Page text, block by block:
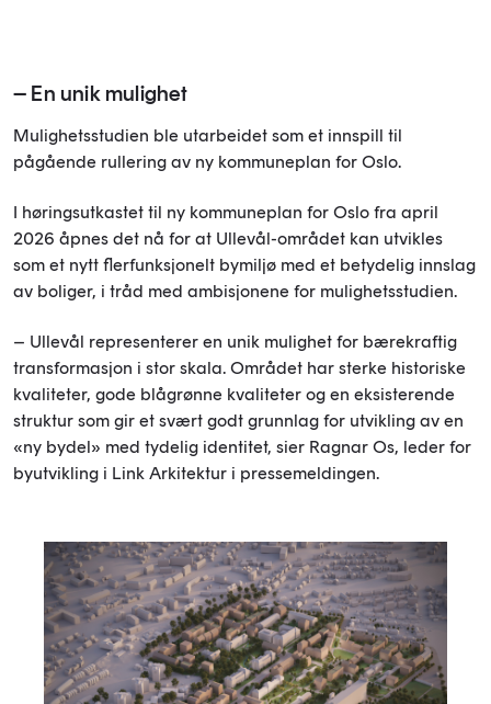
– En unik mulighet
Mulighetsstudien ble utarbeidet som et innspill til
pågående rullering av ny kommuneplan for Oslo.
I høringsutkastet til ny kommuneplan for Oslo fra april
2026 åpnes det nå for at Ullevål-området kan utvikles
som et nytt flerfunksjonelt bymiljø med et betydelig innslag
av boliger, i tråd med ambisjonene for mulighetsstudien.
– Ullevål representerer en unik mulighet for bærekraftig
transformasjon i stor skala. Området har sterke historiske
kvaliteter, gode blågrønne kvaliteter og en eksisterende
struktur som gir et svært godt grunnlag for utvikling av en
«ny bydel» med tydelig identitet, sier Ragnar Os, leder for
byutvikling i Link Arkitektur i pressemeldingen.